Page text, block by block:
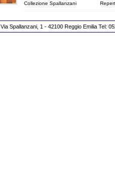
Collezione Spallanzani
Via Spallanzani, 1 - 42100 Reggio Emilia Tel: